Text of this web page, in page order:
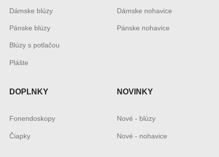
Dámske blúzy
Pánske blúzy
Blúzy s potlačou
Plášte
Dámske nohavice
Pánske nohavice
DOPLNKY
Fonendoskopy
Čiapky
NOVINKY
Nové - blúzy
Nové - nohavice